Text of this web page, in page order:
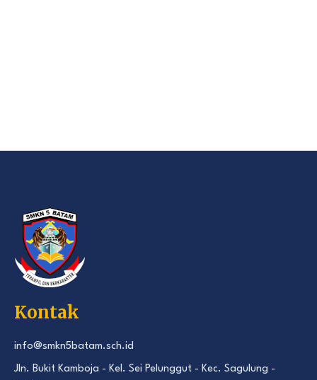
Kontak
info@smkn5batam.sch.id
Jln. Bukit Kamboja - Kel. Sei Pelunggut - Kec. Sagulung -